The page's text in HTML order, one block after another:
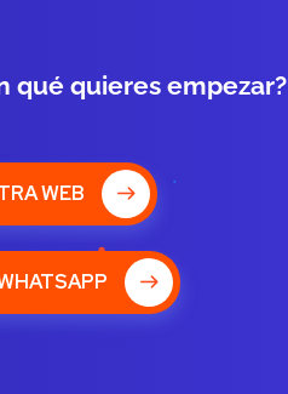
qué quieres empezar?
WEB